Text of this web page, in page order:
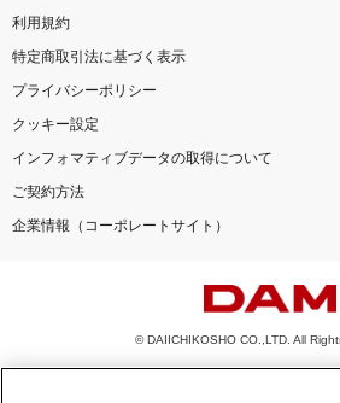
利用規約
特定商取引法に基づく表示
プライバシーポリシー
クッキー設定
インフォマティブデータの取得について
ご契約方法
企業情報（コーポレートサイト）
© DAIICHIKOSHO CO.,LTD. All
このサイトに掲載されている一切の文章・画像・写真